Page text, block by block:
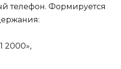
телефон. Формируется
2000»,